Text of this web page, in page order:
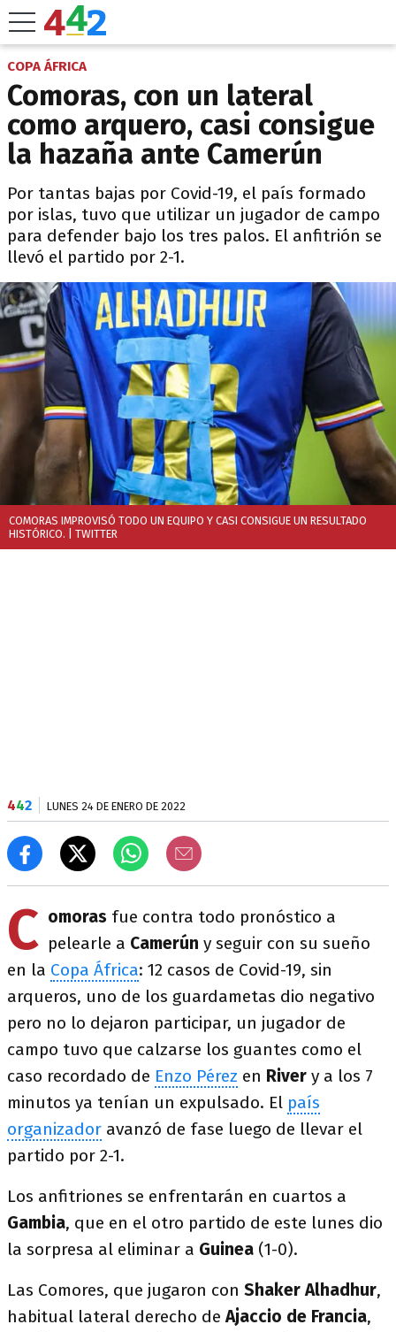
COPA ÁFRICA
Comoras, con un lateral
como arquero, casi consigue
la hazaña ante Camerún
Por tantas bajas por Covid-19, el país formado
por islas, tuvo que utilizar un jugador de campo
para defender bajo los tres palos. El anfitrión se
llevó el partido por 2-1.
COMORAS IMPROVISÓ TODO UN EQUIPO Y CASI CONSIGUE UN RESULTADO
HISTÓRICO. | TWITTER
442 LUNES 24 DE ENERO DE 2022
C omoras fue contra todo pronóstico a
pelearle a Camerún y seguir con su sueño
en la Copa África: 12 casos de Covid-19, sin
arqueros, uno de los guardametas dio negativo
pero no lo dejaron participar, un jugador de
campo tuvo que calzarse los guantes como el
caso recordado de Enzo Pérez en River y a los 7
minutos ya tenían un expulsado. El país
organizador avanzó de fase luego de llevar el
partido por 2-1.
Los anfitriones se enfrentarán en cuartos a
Gambia, que en el otro partido de este lunes dio
la sorpresa al eliminar a Guinea (1-0).
Las Comores, que jugaron con Shaker Alhadhur,
habitual lateral derecho deAjaccio de Francia,